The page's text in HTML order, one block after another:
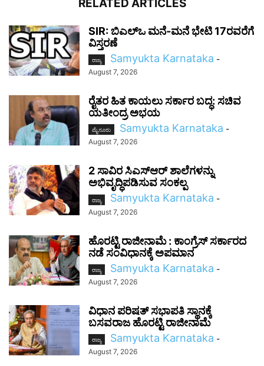
RELATED ARTICLES
SIR: ಬಿಎಲ್ಒ ಮನೆ-ಮನೆ ಭೇಟಿ 17ರವರೆಗೆ
ವಿಸ್ತರಣೆ
ರಾಜ್ಯ Samyukta Karnataka -
August 7, 2026
ರೈತರ ಹಿತ ಕಾಯಲು ಸರ್ಕಾರ ಬದ್ಧ: ಸಚಿವ
ಯತೀಂದ್ರ ಅಭಯ
ಮೈಸೂರು Samyukta Karnataka -
August 7, 2026
2 ಸಾವಿರ ಸಿಎಸ್‌ಆರ್ ಶಾಲೆಗಳನ್ನು
ಅಭಿವೃದ್ಧಿಪಡಿಸುವ ಸಂಕಲ್ಪ
ರಾಜ್ಯ Samyukta Karnataka -
August 7, 2026
ಹೊರಟ್ಟಿ ರಾಜೀನಾಮೆ : ಕಾಂಗ್ರೆಸ್ ಸರ್ಕಾರದ
ನಡೆ ಸಂವಿಧಾನಕ್ಕೆ ಅಪಮಾನ
ರಾಜ್ಯ Samyukta Karnataka -
August 7, 2026
ವಿಧಾನ ಪರಿಷತ್ ಸಭಾಪತಿ ಸ್ಥಾನಕ್ಕೆ
ಬಸವರಾಜ ಹೊರಟ್ಟಿ ರಾಜೀನಾಮೆ
ರಾಜ್ಯ Samyukta Karnataka -
August 7, 2026